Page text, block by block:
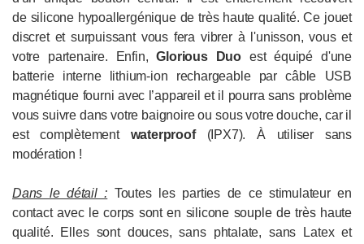
de silicone hypoallergénique de très haute qualité. Ce jouet
discret et surpuissant vous fera vibrer à l'unisson, vous et
votre partenaire. Enfin,Glorious Duo est équipé d'une
batterie interne lithium-ion rechargeable par câble USB
magnétique fourni avec l’appareil et il pourra sans problème
vous suivre dans votre baignoire ou sous votre douche, car il
est complètement waterproof(IPX7). À utiliser sans
modération !
Dans le détail : Toutes les parties de ce stimulateur en
contact avec le corps sont en silicone souple de très haute
qualité. Elles sont douces, sans phtalate, sans Latex et